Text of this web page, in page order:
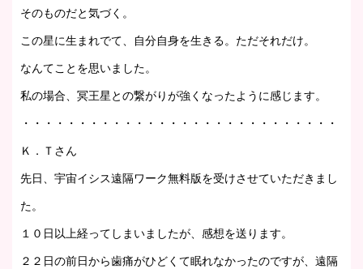
そのものだと気づく。
この星に生まれでて、自分自身を生きる。ただそれだけ。
なんてことを思いました。
私の場合、冥王星との繋がりが強くなったように感じます。
・・・・・・・・・・・・・・・・・・・・・・・・・・・・・
Ｋ．Ｔさん
先日、宇宙イシス遠隔ワーク無料版を受けさせていただきまし
た。
１０日以上経ってしまいましたが、感想を送ります。
２２日の前日から歯痛がひどくて眠れなかったのですが、遠隔